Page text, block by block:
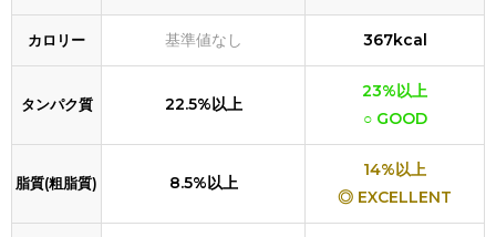
カロリー 基準値なし 367kcal
タンパク質 22.5%以上
23%以上
○ GOOD
脂質(粗脂質) 8.5%以上
14%以上
◎ EXCELLENT